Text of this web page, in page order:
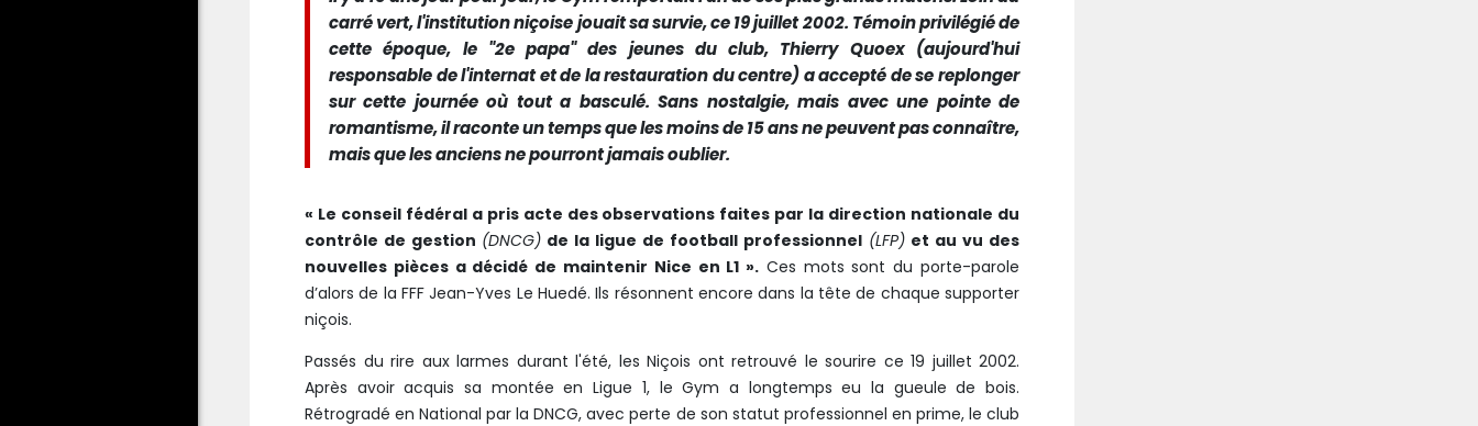
carré vert, l'institution niçoise jouait sa survie, ce 19 juillet 2002. Témoin privilégié de
cette époque, le "2e papa" des jeunes du club, Thierry Quoex (aujourd'hui
responsable de l'internat et de la restauration du centre) a accepté de se replonger
sur cette journée où tout a basculé. Sans nostalgie, mais avec une pointe de
romantisme, il raconte un temps que les moins de 15 ans ne peuvent pas connaître,
mais que les anciens ne pourront jamais oublier.
« Le conseil fédéral a pris acte des observations faites par la direction nationale du
contrôle de gestion (DNCG) de la ligue de football professionnel (LFP) et au vu des
nouvelles pièces a décidé de maintenir Nice en L1 ». Ces mots sont du porte-parole
d’alors de la FFF Jean-Yves Le Huedé. Ils résonnent encore dans la tête de chaque supporter
niçois.
Passés du rire aux larmes durant l'été, les Niçois ont retrouvé le sourire ce 19 juillet 2002.
Après avoir acquis sa montée en Ligue 1, le Gym a longtemps eu la gueule de bois.
Rétrogradé en National par la DNCG, avec perte de son statut professionnel en prime, le club